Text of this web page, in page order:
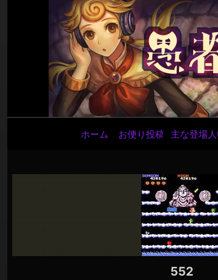
ビ
ゲ
ー
シ
ョ
ン
ホーム お便り投稿 主な登場
552